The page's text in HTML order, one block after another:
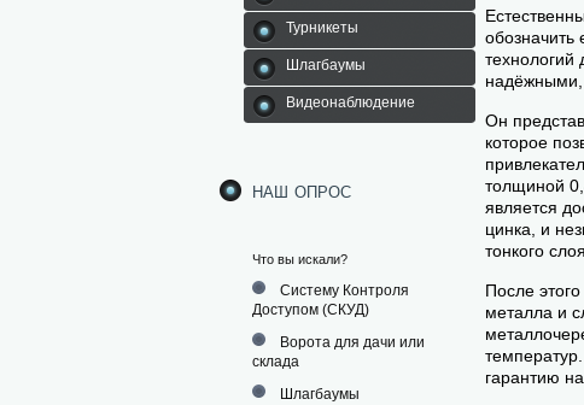
Турникеты
Шлагбаумы
Видеонаблюдение
наш опрос
Что вы искали?
Систему Контроля
Доступом (СКУД)
Ворота для дачи или
склада
Шлагбаумы
обозначить
технологий
надёжными,
Он
которое
толщиной
является
цинка, и
тонкого
После
металла и
гарантию